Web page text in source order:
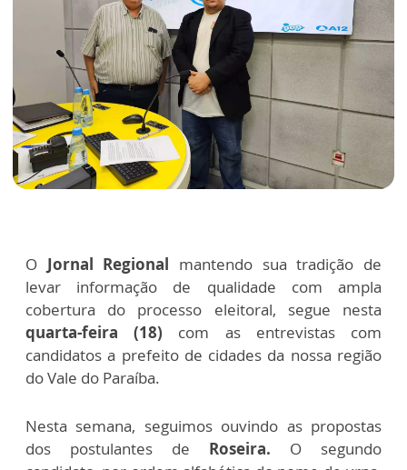
O Jornal Regional mantendo sua tradição de
levar informação de qualidade com ampla
cobertura do processo eleitoral, segue nesta
quarta-feira (18) com as entrevistas com
candidatos a prefeito de cidades da nossa região
do Vale do Paraíba.
Nesta semana, seguimos ouvindo as propostas
dos postulantes de Roseira. O segundo